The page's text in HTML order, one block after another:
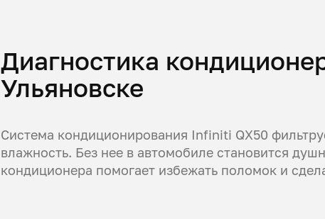
Диагностика
Ульяновске
Система кондиционирования Infiniti QX50
влажность. Без нее в автомобиле становится
кондиционера помогает избежать поломок и